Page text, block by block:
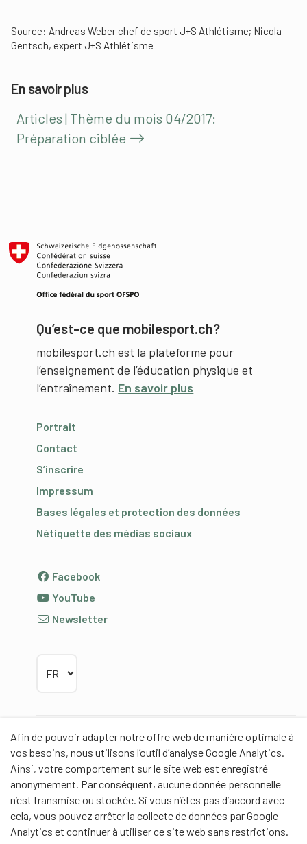
Afin de pouvoir adapter notre offre web de manière optimale à
vos besoins, nous utilisons l’outil d’analyse Google Analytics.
Ainsi, votre comportement sur le site web est enregistré
anonymement. Par conséquent, aucune donnée personnelle
n’est transmise ou stockée. Si vous n’êtes pas d’accord avec
cela, vous pouvez arrêter la collecte de données par Google
Analytics et continuer à utiliser ce site web sans restrictions.
Source: Andreas Weber chef de sport J+S Athlétisme; Nicola
Gentsch, expert J+S Athlétisme
En savoir plus
Articles | Thème du mois 04/2017:
Préparation ciblée
Qu’est-ce que mobilesport.ch?
mobilesport.ch est la plateforme pour
l’enseignement de l’éducation physique et
l’entraînement. En savoir plus
Portrait
Contact
S’inscrire
Impressum
Bases légales et protection des données
Nétiquette des médias sociaux
Facebook
YouTube
Newsletter
Partenaires
Partenaires de contenus